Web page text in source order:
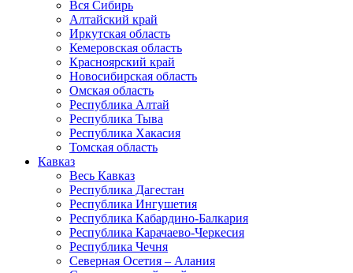
Вся Сибирь
Алтайский край
Иркутская область
Кемеровская область
Красноярский край
Новосибирская область
Омская область
Республика Алтай
Республика Тыва
Республика Хакасия
Томская область
Кавказ
Весь Кавказ
Республика Дагестан
Республика Ингушетия
Республика Кабардино-Балкария
Республика Карачаево-Черкесия
Республика Чечня
Северная Осетия – Алания